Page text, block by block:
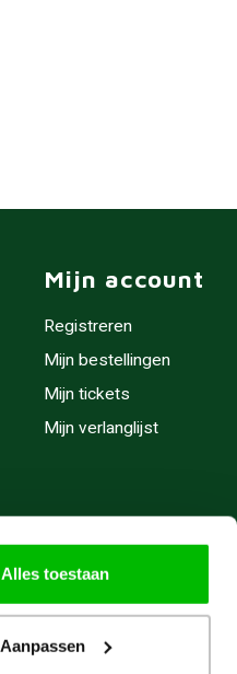
Alles toestaan
Aanpassen
Mijn account
Registreren
Mijn bestellingen
Mijn tickets
Mijn verlanglijst